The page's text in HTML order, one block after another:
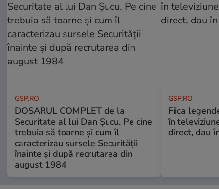
GSP.RO
DOSARUL COMPLET de la
Securitate al lui Dan Șucu. Pe cine
trebuia să toarne și cum îl
caracterizau sursele Securității
înainte și după recrutarea din
august 1984
GSP.RO
Fiica
în
direct, dau